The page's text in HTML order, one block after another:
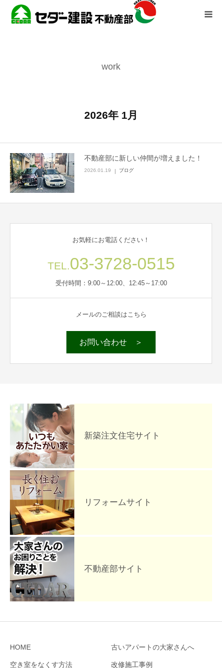
work
2026年 1月
不動産部に新しい仲間が増えました！
2026.01.19 ブログ
お気軽にお電話ください！
TEL.03-3728-0515
受付時間：9:00～12:00、12:45～17:00
メールのご相談はこちら
お問い合わせ ＞
新築注文住宅サイト
リフォームサイト
不動産部サイト
HOME 古いアパートの大家さんへ
空き室をなくす方法 改修施工事例
物件紹介
会社案内